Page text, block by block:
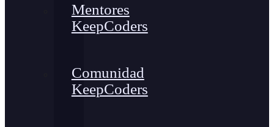
Mentores
KeepCoders
Comunidad
KeepCoders